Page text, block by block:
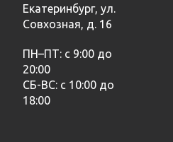
Екатеринбург, ул.
Совхозная, д. 16
ПН–ПТ: с 9:00 до
20:00
СБ-ВС: с 10:00 до
18:00